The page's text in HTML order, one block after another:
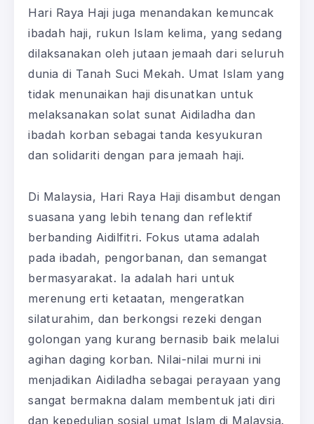
Hari Raya Haji juga menandakan kemuncak
ibadah haji, rukun Islam kelima, yang sedang
dilaksanakan oleh jutaan jemaah dari seluruh
dunia di Tanah Suci Mekah. Umat Islam yang
tidak menunaikan haji disunatkan untuk
melaksanakan solat sunat Aidiladha dan
ibadah korban sebagai tanda kesyukuran
dan solidariti dengan para jemaah haji.
Di Malaysia, Hari Raya Haji disambut dengan
suasana yang lebih tenang dan reflektif
berbanding Aidilfitri. Fokus utama adalah
pada ibadah, pengorbanan, dan semangat
bermasyarakat. Ia adalah hari untuk
merenung erti ketaatan, mengeratkan
silaturahim, dan berkongsi rezeki dengan
golongan yang kurang bernasib baik melalui
agihan daging korban. Nilai-nilai murni ini
menjadikan Aidiladha sebagai perayaan yang
sangat bermakna dalam membentuk jati diri
dan kepedulian sosial umat Islam di Malaysia.